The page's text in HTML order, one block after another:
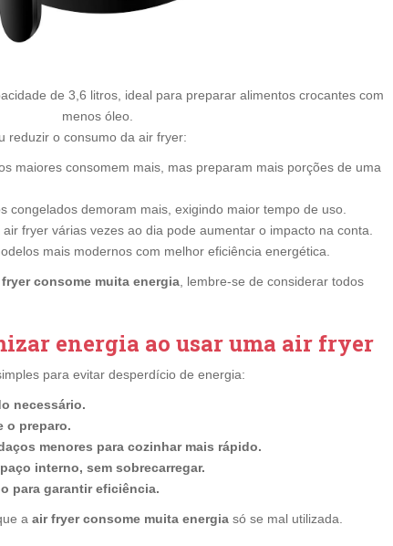
de 3,6 litros, ideal para preparar alimentos crocantes com
menos óleo.
reduzir o consumo da air fryer:
maiores consomem mais, mas preparam mais porções de uma
congelados demoram mais, exigindo maior tempo de uso.
air fryer várias vezes ao dia pode aumentar o impacto na conta.
mais modernos com melhor eficiência energética.
consome muita energia , lembre-se de considerar todos
energia ao usar uma air fryer
para evitar desperdício de energia:
necessário.
o preparo.
menores para cozinhar mais rápido.
interno, sem sobrecarregar.
para garantir eficiência.
a air fryer consome muita energia só se mal utilizada.